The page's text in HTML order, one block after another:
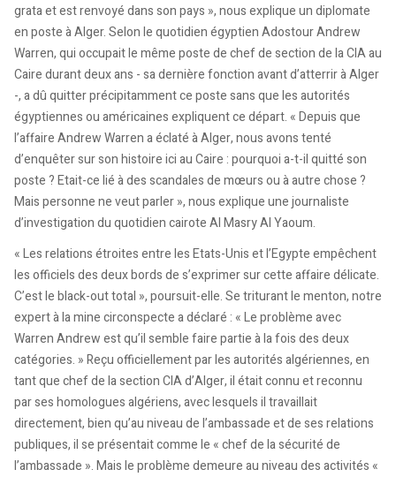
grata et est renvoyé dans son pays », nous explique un diplomate
en poste à Alger. Selon le quotidien égyptien Adostour Andrew
Warren, qui occupait le même poste de chef de section de la CIA au
Caire durant deux ans - sa dernière fonction avant d’atterrir à Alger
-, a dû quitter précipitamment ce poste sans que les autorités
égyptiennes ou américaines expliquent ce départ. « Depuis que
l’affaire Andrew Warren a éclaté à Alger, nous avons tenté
d’enquêter sur son histoire ici au Caire : pourquoi a-t-il quitté son
poste ? Etait-ce lié à des scandales de mœurs ou à autre chose ?
Mais personne ne veut parler », nous explique une journaliste
d’investigation du quotidien cairote Al Masry Al Yaoum.
« Les relations étroites entre les Etats-Unis et l’Egypte empêchent
les officiels des deux bords de s’exprimer sur cette affaire délicate.
C’est le black-out total », poursuit-elle. Se triturant le menton, notre
expert à la mine circonspecte a déclaré : « Le problème avec
Warren Andrew est qu’il semble faire partie à la fois des deux
catégories. » Reçu officiellement par les autorités algériennes, en
tant que chef de la section CIA d’Alger, il était connu et reconnu
par ses homologues algériens, avec lesquels il travaillait
directement, bien qu’au niveau de l’ambassade et de ses relations
publiques, il se présentait comme le « chef de la sécurité de
l’ambassade ». Mais le problème demeure au niveau des activités «